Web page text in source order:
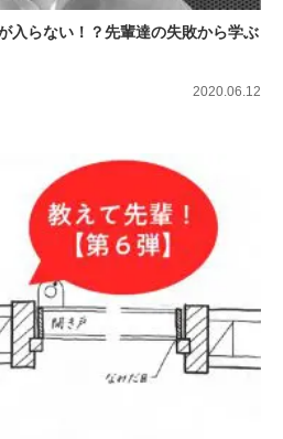
入らない！？先輩達の失敗から学ぶ
2020.06.12